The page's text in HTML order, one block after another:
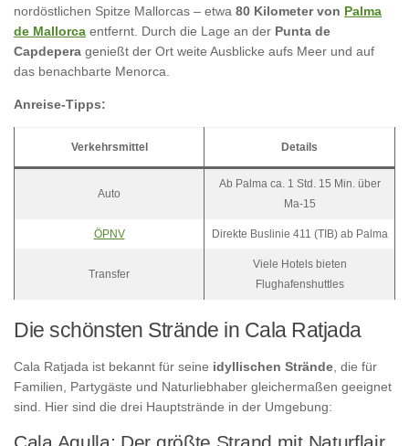
nordöstlichen Spitze Mallorcas – etwa 80 Kilometer von Palma
de Mallorca entfernt. Durch die Lage an der Punta de
Capdepera genießt der Ort weite Ausblicke aufs Meer und auf
das benachbarte Menorca.
Anreise-Tipps:
Verkehrsmittel Details
Auto
Ab Palma ca. 1 Std. 15 Min. über
Ma-15
ÖPNV Direkte Buslinie 411 (TIB) ab Palma
Transfer
Viele Hotels bieten
Flughafenshuttles
Die schönsten Strände in Cala Ratjada
Cala Ratjada ist bekannt für seine idyllischen Strände , die für
Familien, Partygäste und Naturliebhaber gleichermaßen geeignet
sind. Hier sind die drei Hauptstrände in der Umgebung:
Cala Agulla: Der größte Strand mit Naturflair